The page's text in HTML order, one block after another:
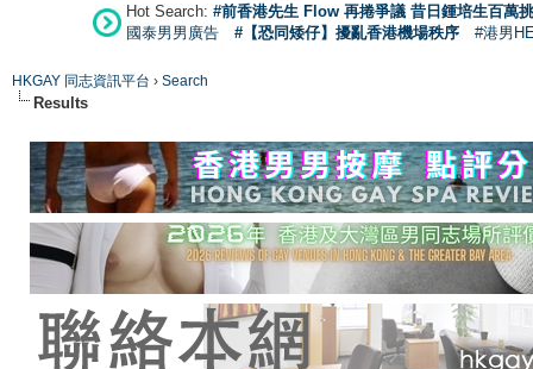
Hot Search: #前香港先生 Flow 再捲爭議 昔日鍾培生百萬
國泰男男廣告
#【恐同矮仔】擾亂香港機場秩序 #港男
HKGAY 同志資訊平台 › Search
Results